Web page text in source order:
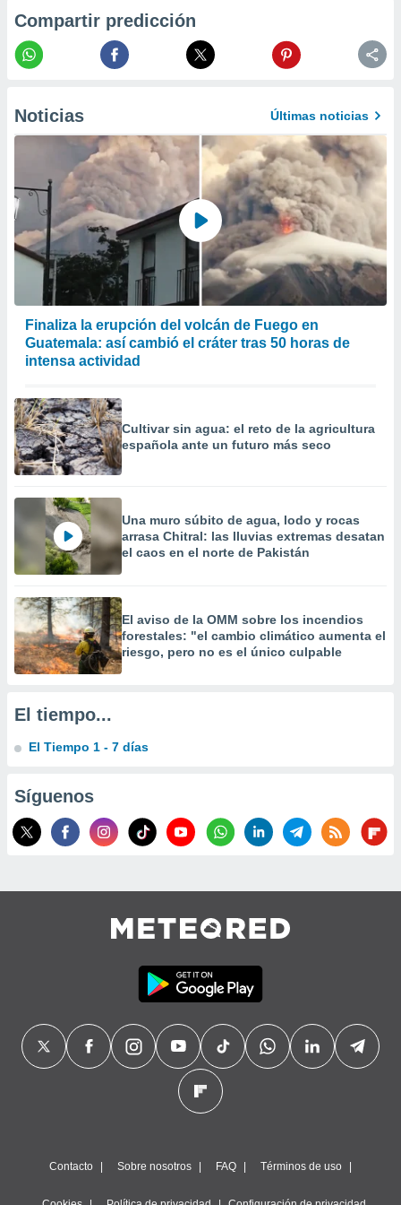
crear un
contenido
de
o a través
de
de
de
uso de
con el
e
mediante
publicidad
publicidad
1199
Compartir predicción
Noticias Últimas noticias
Finaliza la erupción del volcán de Fuego en
Guatemala: así cambió el cráter tras 50 horas de
intensa actividad
Cultivar sin agua: el reto de la agricultura
española ante un futuro más seco
Una muro súbito de agua, lodo y rocas
arrasa Chitral: las lluvias extremas desatan
el caos en el norte de Pakistán
El aviso de la OMM sobre los incendios
forestales: "el cambio climático aumenta el
riesgo, pero no es el único culpable
El tiempo...
El Tiempo 1 - 7 días
Síguenos
Contacto Sobre nosotros FAQ Términos de uso